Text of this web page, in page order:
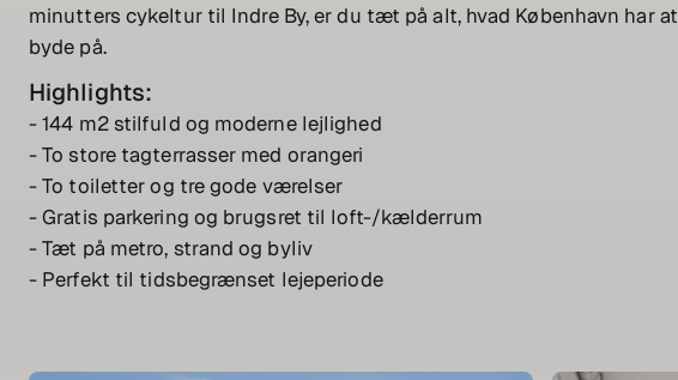
minutters cykeltur til Indre By, er du tæt på alt, hvad København har at
byde på.
Highlights:
- 144 m2 stilfuld og moderne lejlighed
- To store tagterrasser med orangeri
- To toiletter og tre gode værelser
- Gratis parkering og brugsret til loft-/kælderrum
- Tæt på metro, strand og byliv
- Perfekt til tidsbegrænset lejeperiode